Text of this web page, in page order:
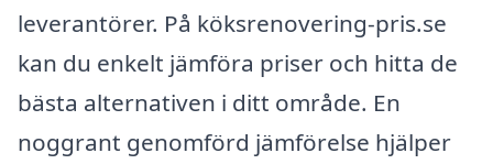
leverantörer. På köksrenovering-pris.se
kan du enkelt jämföra priser och hitta de
bästa alternativen i ditt område. En
noggrant genomförd jämförelse hjälper